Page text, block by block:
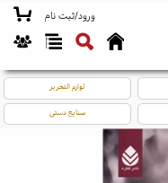
ورود/ثبت نام
لوازم التحریر
صنایع دستی